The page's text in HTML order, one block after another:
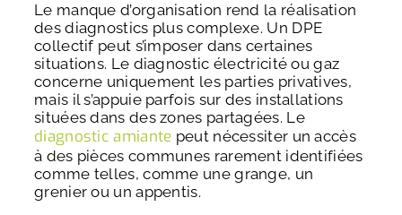
Le manque d’organisation rend la réalisation
des diagnostics plus complexe. Un DPE
collectif peut s’imposer dans certaines
situations. Le diagnostic électricité ou gaz
concerne uniquement les parties privatives,
mais il s’appuie parfois sur des installations
situées dans des zones partagées. Le
diagnostic amiante peut nécessiter un accès
à des pièces communes rarement identifiées
comme telles, comme une grange, un
grenier ou un appentis.